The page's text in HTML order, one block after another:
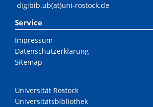
digibib.ub(at)uni-rostock.de
Service
Impressum
Datenschutzerklärung
Sitemap
Universität Rostock
Universitätsbibliothek